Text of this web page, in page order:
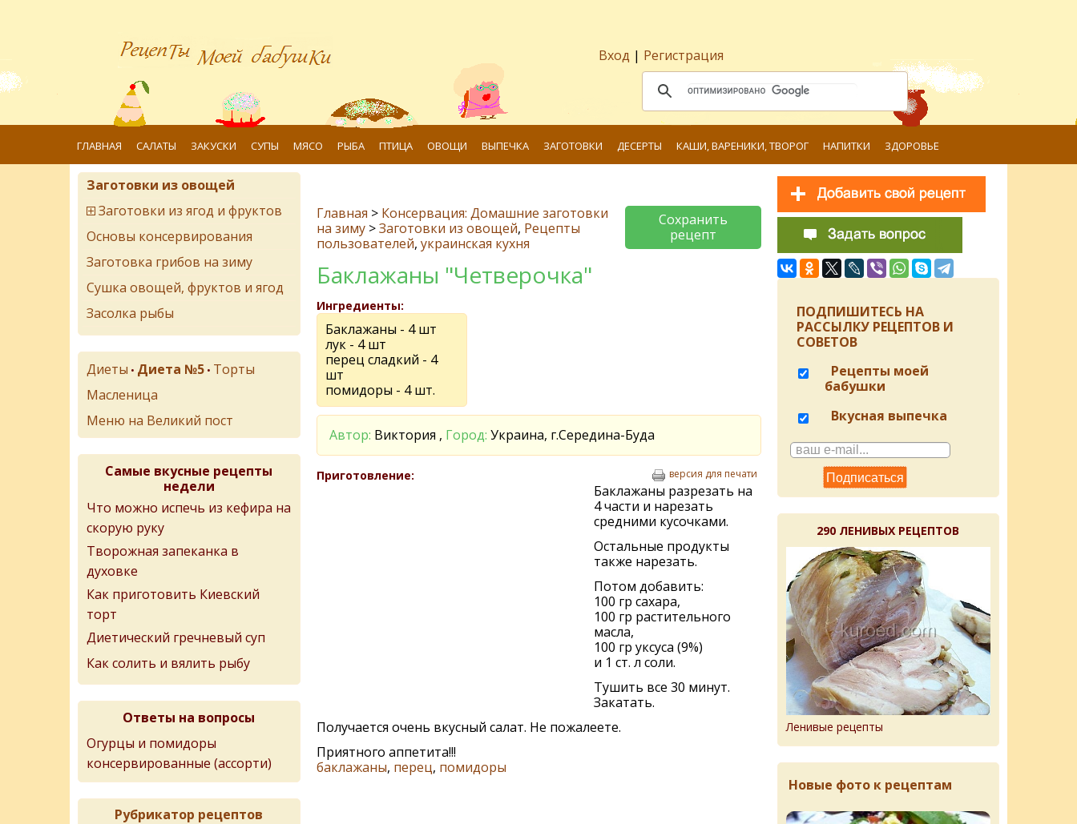
Вход | Регистрация
ГЛАВНАЯ САЛАТЫ ЗАКУСКИ СУПЫ МЯСО РЫБА ПТИЦА ОВОЩИ ВЫПЕЧКА ЗАГОТОВКИ ДЕСЕРТЫ КАШИ, ВАРЕНИКИ, ТВОРОГ НАПИТКИ ЗДОРОВЬЕ
Главная > Консервация: Домашние заготовки
на зиму>Заготовки из овощей, Рецепты
пользователей, украинская кухня
Сохранить
рецепт
Баклажаны "Четверочка"
Ингредиенты:
Баклажаны - 4 шт
лук - 4 шт
перец сладкий - 4
шт
помидоры - 4 шт.
Автор: Виктория , Город: Украина, г.Середина-Буда
Приготовление: версия для печати
Баклажаны разрезать на
4 части и нарезать
средними кусочками.
Остальные продукты
также нарезать.
Потом добавить:
100 гр сахара,
100 гр растительного
масла,
100 гр уксуса (9%)
и 1 ст. л соли.
Тушить все 30 минут.
Закатать.
Получается очень вкусный салат. Не пожалеете.
Приятного аппетита!!!
баклажаны, перец, помидоры
Заготовки из овощей
Заготовки из ягод и фруктов
Основы консервирования
Заготовка грибов на зиму
Сушка овощей, фруктов и ягод
Засолка рыбы
Диеты • Диета №5 • Торты
Масленица
Меню на Великий пост
Самые вкусные рецепты
недели
Что можно испечь из кефира на
скорую руку
Творожная запеканка в
духовке
Как приготовить Киевский
торт
Диетический гречневый суп
Как солить и вялить рыбу
Ответы на вопросы
Огурцы и помидоры
консервированные (ассорти)
Рубрикатор рецептов
ПОДПИШИТЕСЬ НА
РАССЫЛКУ РЕЦЕПТОВ И
СОВЕТОВ
Рецепты моей
бабушки
Вкусная выпечка
290 ЛЕНИВЫХ РЕЦЕПТОВ
Ленивые рецепты
Новые фото к рецептам